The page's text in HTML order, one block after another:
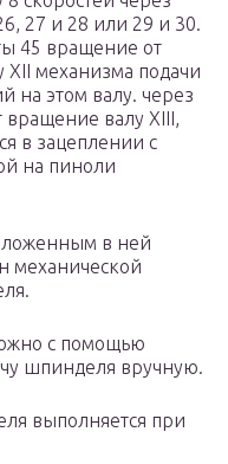
27 и 28 или 29 и 30.
45 вращение от
XII механизма подачи
на этом валу. через
вращение валу XIII,
в зацеплении с
на пиноли
в ней
механической
с помощью
шпинделя вручную.
выполняется при